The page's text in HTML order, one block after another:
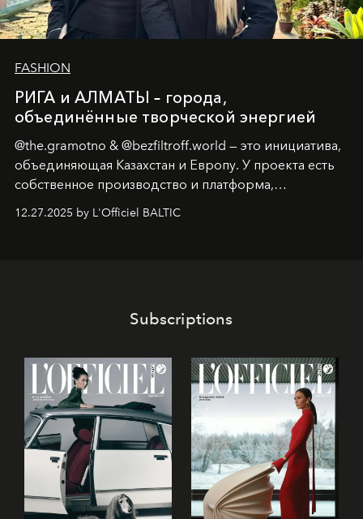
FASHION
РИГА и АЛМАТЫ – города,
объединённые творческой энергией
@the.gramotno & @bezfiltroff.world — это инициатива,
объединяющая Казахстан и Европу. У проекта есть
собственное производство и платформа,
предоставляющая возможности, поддержку и
решения для дизайнеров и молодых брендов.
12.27.2025 by L'Officiel BALTIC
Subscriptions